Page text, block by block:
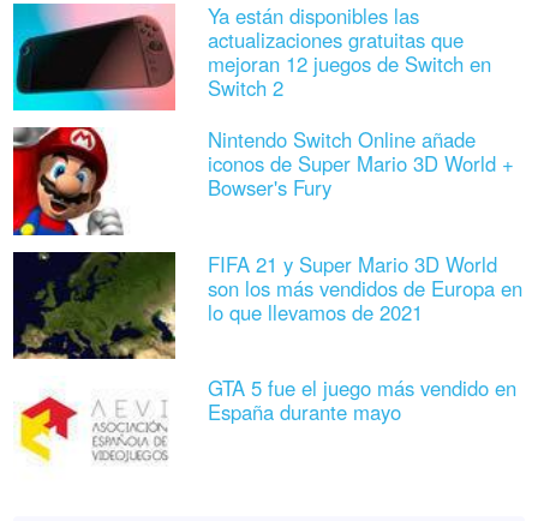
Ya están disponibles las
actualizaciones gratuitas que
mejoran 12 juegos de Switch en
Switch 2
Nintendo Switch Online añade
iconos de Super Mario 3D World +
Bowser's Fury
FIFA 21 y Super Mario 3D World
son los más vendidos de Europa en
lo que llevamos de 2021
GTA 5 fue el juego más vendido en
España durante mayo